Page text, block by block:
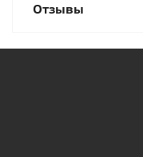
Отзывы